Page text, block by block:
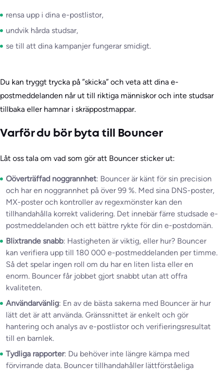
rensa upp i dina e-postlistor,
undvik hårda studsar,
se till att dina kampanjer fungerar smidigt.
Du kan tryggt trycka på ”skicka” och veta att dina e-
postmeddelanden når ut till riktiga människor och inte studsar
tillbaka eller hamnar i skräppostmappar.
Varför du bör byta till Bouncer
Låt oss tala om vad som gör att Bouncer sticker ut:
Oöverträffad noggrannhet: Bouncer är känt för sin precision
och har en noggrannhet på över 99 %. Med sina DNS-poster,
MX-poster och kontroller av regexmönster kan den
tillhandahålla korrekt validering. Det innebär färre studsade e-
postmeddelanden och ett bättre rykte för din e-postdomän.
Blixtrande snabb: Hastigheten är viktig, eller hur? Bouncer
kan verifiera upp till 180 000 e-postmeddelanden per timme.
Så det spelar ingen roll om du har en liten lista eller en
enorm. Bouncer får jobbet gjort snabbt utan att offra
kvaliteten.
Användarvänlig: En av de bästa sakerna med Bouncer är hur
lätt det är att använda. Gränssnittet är enkelt och gör
hantering och analys av e-postlistor och verifieringsresultat
till en barnlek.
Tydliga rapporter: Du behöver inte längre kämpa med
förvirrande data. Bouncer tillhandahåller lättförståeliga